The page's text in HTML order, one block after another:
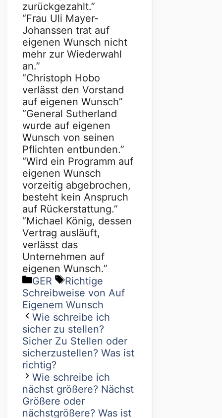
zurückgezahlt.”
“Frau Uli Mayer-
Johanssen trat auf
eigenen Wunsch nicht
mehr zur Wiederwahl
an.”
“Christoph Hobo
verlässt den Vorstand
auf eigenen Wunsch”
“General Sutherland
wurde auf eigenen
Wunsch von seinen
Pflichten entbunden.”
“Wird ein Programm auf
eigenen Wunsch
vorzeitig abgebrochen,
besteht kein Anspruch
auf Rückerstattung.”
“Michael König, dessen
Vertrag ausläuft,
verlässt das
Unternehmen auf
eigenen Wunsch.”
GER
Richtige
Schreibweise von Auf
Eigenem Wunsch
Wie schreibe ich
sicher zu stellen?
Sicher Zu Stellen oder
sicherzustellen? Was ist
richtig?
Wie schreibe ich
nächst größere? Nächst
Größere oder
nächstgrößere? Was ist